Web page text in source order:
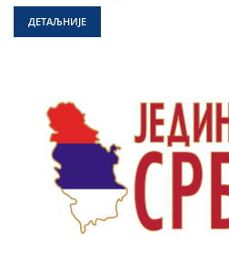
ДЕТАЉНИЈЕ